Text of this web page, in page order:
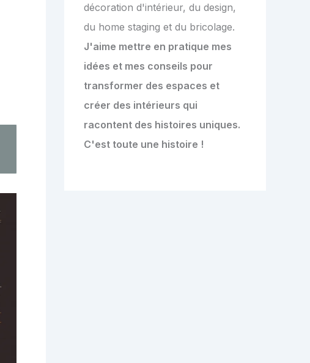
décoration d'intérieur, du design,
du home staging et du bricolage.
J'aime mettre en pratique mes
idées et mes conseils pour
transformer des espaces et
créer des intérieurs qui
racontent des histoires uniques.
C'est toute une histoire !